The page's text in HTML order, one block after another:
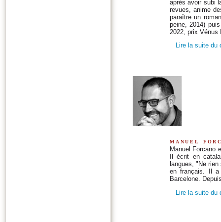
après avoir subi
revues, anime
paraître un
peine, 2014)
2022, prix Vénus
Lire la suite du
manuel
Manuel Forcano
Il écrit en
langues, "Ne
en français. Il a
Barcelone.
Lire la suite du